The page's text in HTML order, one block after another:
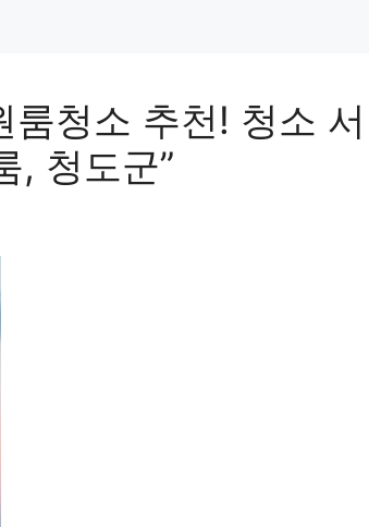
청소 추천! 청소 서
, 청도군”